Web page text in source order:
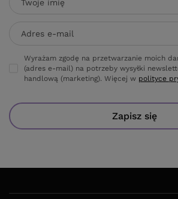
Twoje imię
Adres e-mail
Wyrażam zgodę na przetwarzanie moich
(adres e-mail) na potrzeby wysyłki
handlową (marketing). Więcej w polityce
Zapisz się